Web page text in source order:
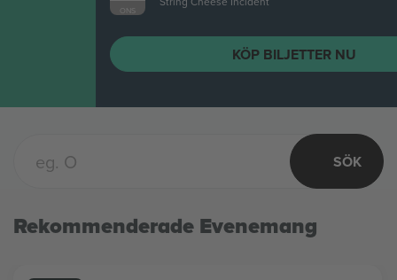
KÖP BILJETTER NU
SÖK
Rekommenderade Evenemang